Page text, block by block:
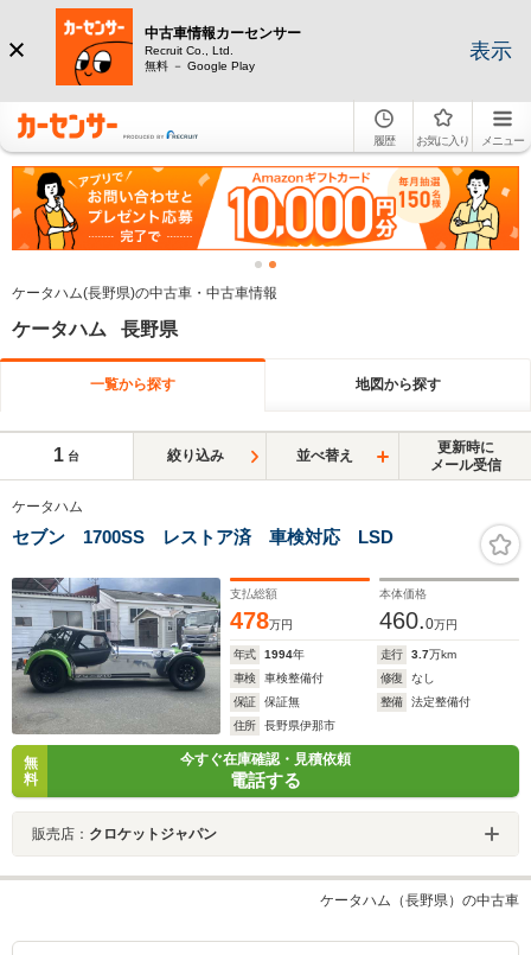
中古車情報カーセンサー
Recruit Co., Ltd.
無料 － Google Play
表示
履歴 お気に入り メニュー
ケータハム(長野県)の中古車・中古車情報
ケータハム 長野県
一覧から探す 地図から探す
1 台 絞り込み 並べ替え
更新時に
メール受信
ケータハム
セブン 1700SS レストア済 車検対応 LSD
支払総額
478万円
本体価格
460.0万円
年式 1994年 走行 3.7万km
車検
車検整備付 修復
なし
保証
保証無 整備
法定整備付
住所
長野県伊那市
無
料
今すぐ在庫確認・見積依頼
電話する
販売店： クロケットジャパン
ケータハム（長野県）の中古車